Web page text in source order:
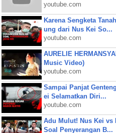
youtube.com
Karena Sengketa
ung dari Nus Kei So...
youtube.com
AURELIE
Music Video)
youtube.com
Sampai Panjat
ei Selamatkan Diri...
youtube.com
Adu Mulut! Nus Kei vs
Soal Penyerangan B...